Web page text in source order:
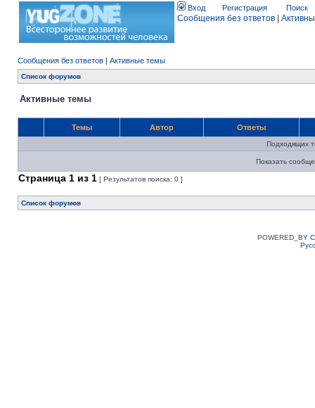
Вход Регистрация Поиск
Сообщения без ответов
Сообщения без ответов | Активные темы
Список форумов
Активные темы
Темы Автор Ответы
Подходящих
Показать
Страница 1 из 1 [ Результатов поиска: 0 ]
Список форумов
POWERED_BY